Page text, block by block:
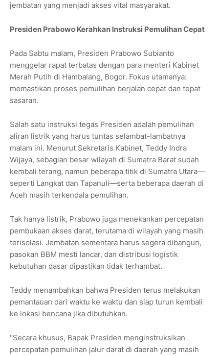
jembatan yang menjadi akses vital masyarakat.
Presiden Prabowo Kerahkan Instruksi Pemulihan Cepat
Pada Sabtu malam, Presiden Prabowo Subianto
menggelar rapat terbatas dengan para menteri Kabinet
Merah Putih di Hambalang, Bogor. Fokus utamanya:
memastikan proses pemulihan berjalan cepat dan tepat
sasaran.
Salah satu instruksi tegas Presiden adalah pemulihan
aliran listrik yang harus tuntas selambat-lambatnya
malam ini. Menurut Sekretaris Kabinet, Teddy Indra
Wijaya, sebagian besar wilayah di Sumatra Barat sudah
kembali terang, namun beberapa titik di Sumatra Utara—
seperti Langkat dan Tapanuli—serta beberapa daerah di
Aceh masih terkendala pemulihan.
Tak hanya listrik, Prabowo juga menekankan percepatan
pembukaan akses darat, terutama di wilayah yang masih
terisolasi. Jembatan sementara harus segera dibangun,
pasokan BBM mesti lancar, dan distribusi logistik
kebutuhan dasar dipastikan tidak terhambat.
Teddy menambahkan bahwa Presiden terus melakukan
pemantauan dari waktu ke waktu dan siap turun kembali
ke lokasi bencana jika dibutuhkan.
“Secara khusus, Bapak Presiden menginstruksikan
percepatan pemulihan jalur darat di daerah yang masih